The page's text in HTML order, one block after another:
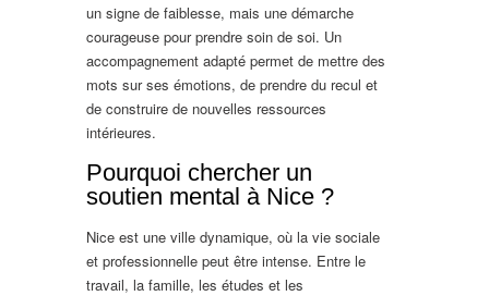
un signe de faiblesse, mais une démarche
courageuse pour prendre soin de soi. Un
accompagnement adapté permet de mettre des
mots sur ses émotions, de prendre du recul et
de construire de nouvelles ressources
intérieures.
Pourquoi chercher un
soutien mental à Nice ?
Nice est une ville dynamique, où la vie sociale
et professionnelle peut être intense. Entre le
travail, la famille, les études et les